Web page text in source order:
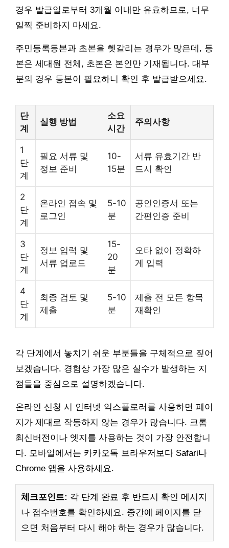
경우 발급일로부터 3개월 이내만 유효하므로, 너무
일찍 준비하지 마세요.
주민등록등본과 초본을 헷갈리는 경우가 많은데, 등
본은 세대원 전체, 초본은 본인만 기재됩니다. 대부
분의 경우 등본이 필요하니 확인 후 발급받으세요.
단
계
실행 방법
소요
시간
주의사항
1
단
계
필요 서류 및
정보 준비
10-
15분
서류 유효기간 반
드시 확인
2
단
계
온라인 접속 및
로그인
5-10
분
공인인증서 또는
간편인증 준비
3
단
계
정보 입력 및
서류 업로드
15-
20
분
오타 없이 정확하
게 입력
4
단
계
최종 검토 및
제출
5-10
분
제출 전 모든 항목
재확인
각 단계에서 놓치기 쉬운 부분들을 구체적으로 짚어
보겠습니다. 경험상 가장 많은 실수가 발생하는 지
점들을 중심으로 설명하겠습니다.
온라인 신청 시 인터넷 익스플로러를 사용하면 페이
지가 제대로 작동하지 않는 경우가 많습니다. 크롬
최신버전이나 엣지를 사용하는 것이 가장 안전합니
다. 모바일에서는 카카오톡 브라우저보다 Safari나
Chrome 앱을 사용하세요.
체크포인트: 각 단계 완료 후 반드시 확인 메시지
나 접수번호를 확인하세요. 중간에 페이지를 닫
으면 처음부터 다시 해야 하는 경우가 많습니다.